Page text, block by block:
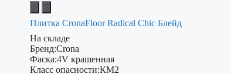
Плитка CronaFloor Radical Chiс Блейд
На складе
Бренд:Crona
Фаска:4V крашенная
Класс опасности:КМ2